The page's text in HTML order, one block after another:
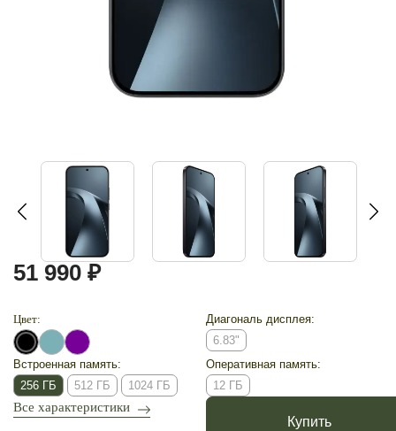
51 990 ₽
Цвет:
Диагональ дисплея:
6.83"
Встроенная память:
256 ГБ
512 ГБ 1024 ГБ
Оперативная память:
12 ГБ
Все характеристики
Купить